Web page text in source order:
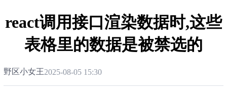
react调用接口渲染数据时,这些
表格里的数据是被禁选的
野区小女王2025-08-05 15:30